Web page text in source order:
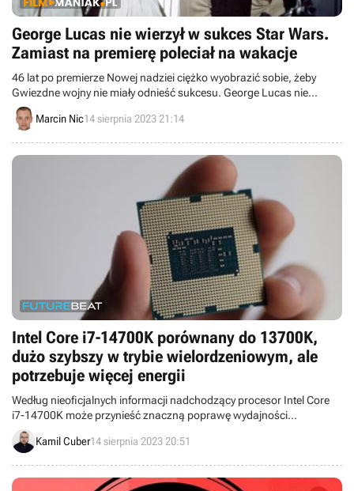
George Lucas nie wierzył w sukces Star Wars.
Zamiast na premierę poleciał na wakacje
46 lat po premierze Nowej nadziei ciężko wyobrazić sobie, żeby
Gwiezdne wojny nie miały odnieść sukcesu. George Lucas nie
wierzył jednak w swoje najbardziej znane dzieło.
Marcin Nic14 sierpnia 2023 21:14
Intel Core i7-14700K porównany do 13700K,
dużo szybszy w trybie wielordzeniowym, ale
potrzebuje więcej energii
Według nieoficjalnych informacji nadchodzący procesor Intel Core
i7-14700K może przynieść znaczną poprawę wydajności
wielowątkowej, jednak kosztem większego zużycia energii.
Kamil Cuber14 sierpnia 2023 20:51